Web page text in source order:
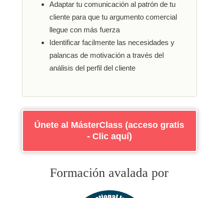
Adaptar tu comunicación al patrón de tu
cliente para que tu argumento comercial
llegue con más fuerza
Identificar facilmente las necesidades y
palancas de motivación a través del
análisis del perfil del cliente
Únete al MásterClass (acceso gratis
- Clic aquí)
Formación avalada por